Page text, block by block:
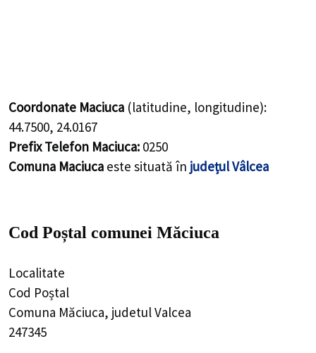
Coordonate Maciuca (latitudine, longitudine):
44.7500, 24.0167
Prefix Telefon Maciuca: 0250
Comuna Maciuca este situată în județul Vâlcea
Cod Poștal comunei Măciuca
Localitate
Cod Poștal
Comuna Măciuca, judetul Valcea
247345